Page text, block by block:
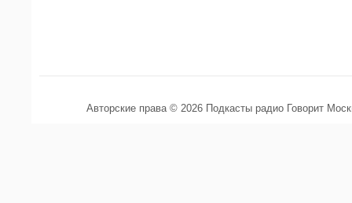
Авторские права © 2026 Подкасты радио Говорит